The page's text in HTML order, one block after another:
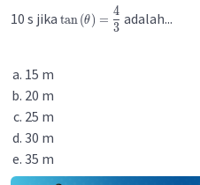
10 s jika tan(θ) =
3
4 adalah...
15 m
20 m
25 m
30 m
35 m